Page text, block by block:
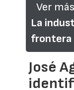
Ver
La
frontera
José